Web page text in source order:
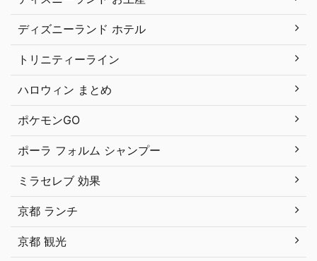
ディズニーランド ホテル
トリニティーライン
ハロウィン まとめ
ポケモンGO
ポーラ フォルム シャンプー
ミラセレブ 効果
京都 ランチ
京都 観光